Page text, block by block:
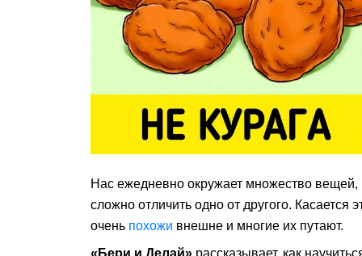
Нас ежедневно окружает множество вещей,
сложно отличить одно от другого. Касается
очень похожи внешне и многие их путают.